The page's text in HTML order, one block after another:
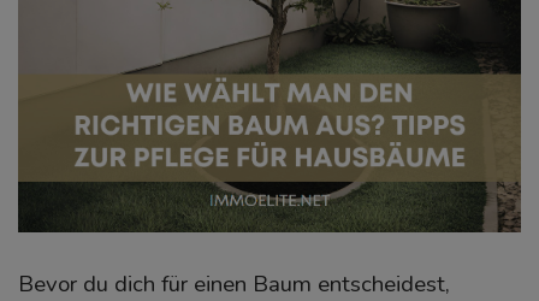
Bevor du dich für einen Baum entscheidest,